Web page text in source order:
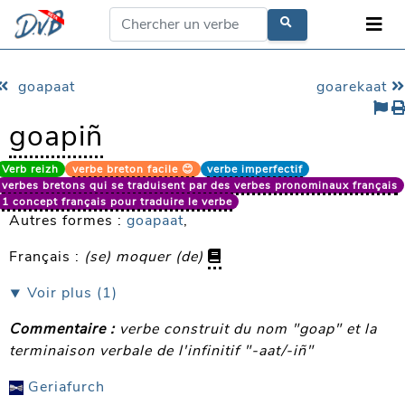
goapaat goarekaat
goapiñ
Verb reizh verbe breton facile 😊
verbe imperfectif
verbes bretons qui se traduisent par des verbes pronominaux français
1 concept français pour traduire le verbe
Autres formes : goapaat,
Français : (se) moquer (de)
⯆ Voir plus (1)
Commentaire :verbe construit du nom "goap" et la
terminaison verbale de l'infinitif "-aat/-iñ"
Geriafurch